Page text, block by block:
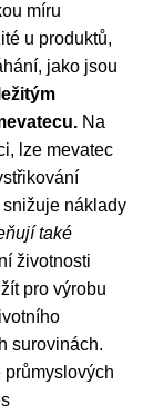
míru
u produktů,
jako jsou
Na
lze mevatec
náklady
také
životnosti
pro výrobu
surovinách.
průmyslových